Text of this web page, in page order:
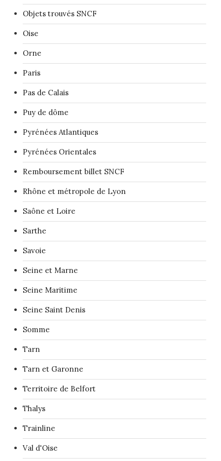
Objets trouvés SNCF
Oise
Orne
Paris
Pas de Calais
Puy de dôme
Pyrénées Atlantiques
Pyrénées Orientales
Remboursement billet SNCF
Rhône et métropole de Lyon
Saône et Loire
Sarthe
Savoie
Seine et Marne
Seine Maritime
Seine Saint Denis
Somme
Tarn
Tarn et Garonne
Territoire de Belfort
Thalys
Trainline
Val d'Oise